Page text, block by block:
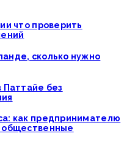
что проверить
сколько нужно
Паттайе без
как предпринимателю
общественные